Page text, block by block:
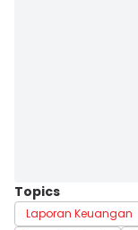
Topics
Laporan Keuangan